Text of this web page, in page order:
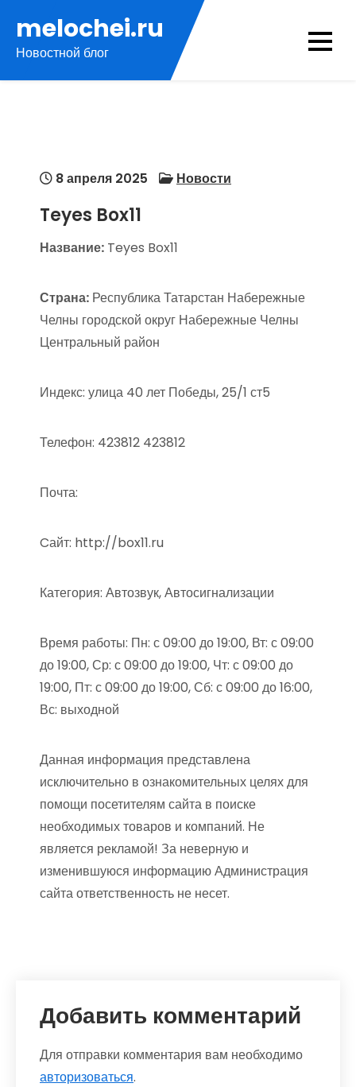
содержимому
melochei.ru
Новостной блог
8 апреля 2025 Новости
Teyes Box11
Название: Teyes Box11
Страна: Республика Татарстан Набережные
Челны городской округ Набережные Челны
Центральный район
Индекс: улица 40 лет Победы, 25/1 ст5
Телефон: 423812 423812
Почта:
Cайт: http://box11.ru
Категория: Автозвук, Автосигнализации
Время работы: Пн: с 09:00 до 19:00, Вт: с 09:00
до 19:00, Ср: с 09:00 до 19:00, Чт: с 09:00 до
19:00, Пт: с 09:00 до 19:00, Сб: с 09:00 до 16:00,
Вс: выходной
Данная информация представлена
исключительно в ознакомительных целях для
помощи посетителям сайта в поиске
необходимых товаров и компаний. Не
является рекламой! За неверную и
изменившуюся информацию Администрация
сайта ответственность не несет.
Добавить комментарий
Для отправки комментария вам необходимо
авторизоваться.